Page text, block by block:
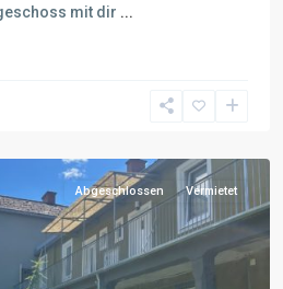
mit dir ...
Abgeschlossen Vermietet